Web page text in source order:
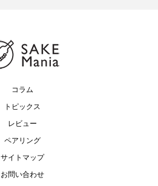
コラム
トピックス
レビュー
ペアリング
サイトマップ
お問い合わせ